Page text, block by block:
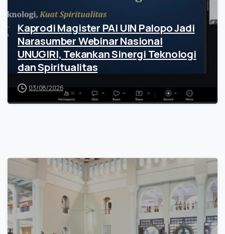
Kaprodi Magister PAI UIN Palopo Jadi
Narasumber Webinar Nasional
UNUGIRI, Tekankan Sinergi Teknologi
dan Spiritualitas
03/08/2026